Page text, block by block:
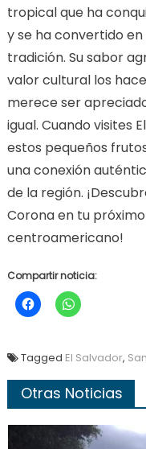
tropical que ha
y se ha convertido
tradición. Su sabor
valor cultural los
merece ser
igual. Cuando visites
estos pequeños
una conexión
de la región.
Corona en tu
centroamericano!
Compartir noticia:
Tagged El Salvador,
Otras Noticias